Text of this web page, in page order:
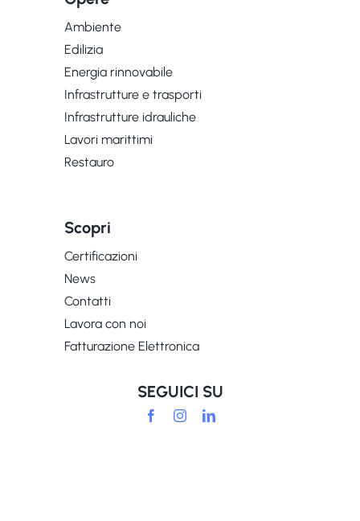
Ambiente
Edilizia
Energia rinnovabile
Infrastrutture e trasporti
Infrastrutture idrauliche
Lavori marittimi
Restauro
Scopri
Certificazioni
News
Contatti
Lavora con noi
Fatturazione Elettronica
SEGUICI SU